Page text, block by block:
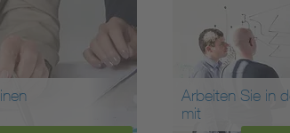
Arbeiten Sie in
mit